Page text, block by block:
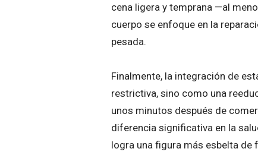
cena ligera y temprana —al
cuerpo se enfoque en la
pesada.
Finalmente, la integración de
restrictiva, sino como una
unos minutos después de
diferencia significativa en la
logra una figura más esbelta